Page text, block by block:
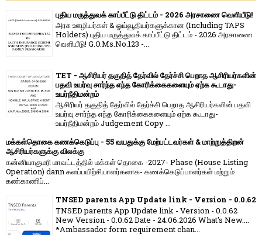
புதிய மருத்துவக் காப்பீட்டு திட்டம் - 2026 அரசாணை வெளியீடு!
அரசு ஊழியர்கள் & ஓய்வூதியர்களுக்கான (Including TAPS
Holders) புதிய மருத்துவக் காப்பீட்டு திட்டம் - 2026 அரசாணை
வெளியீடு! G.O.Ms.No.123 -...
TET - ஆசிரியர் தகுதித் தேர்வில் தேர்ச்சி பெறாத ஆசிரியர்களின்
பதவி உயர்வு சார்ந்த எந்த கோரிக்கைகளையும் ஏற்க கூடாது-
உயர்நீதிமன்றம்
ஆசிரியர் தகுதித் தேர்வில் தேர்ச்சி பெறாத ஆசிரியர்களின் பதவி
உயர்வு சார்ந்த எந்த கோரிக்கைகளையும் ஏற்க கூடாது-
உயர்நீதிமன்றம் Judgement Copy ...
மக்கள்தொகை கணக்கெடுப்பு - 55 வயதுக்கு மேற்பட்டவர்கள் & மாற்றுத்திறன்
ஆசிரியர்களுக்கு விலக்கு
கன்னியாகுமரி மாவட்டத்தில் மக்கள் தொகை -2027- Phase (House Listing
Operation) dann களப்பயிற்சியாளர்களாக- கணக்கெடுப்பாளர்கள் மற்றும்
கண்காணிப்...
TNSED parents App Update link - Version - 0.0.62
TNSED parents App Update link - Version - 0.0.62
New Version - 0.0.62 Date - 24.06.2026 What's New....
*Ambassador form requirement chan...